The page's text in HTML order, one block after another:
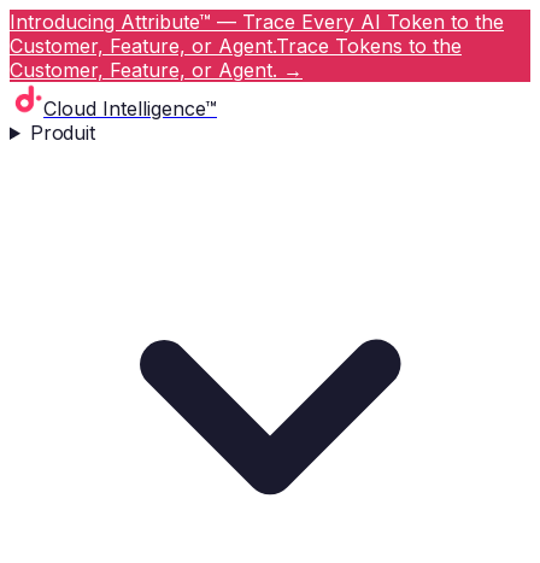
Introducing Attribute™ — Trace Every AI Token to the
Customer, Feature, or Agent.Trace Tokens to the
Customer, Feature, or Agent. →
Cloud Intelligence™
Produit